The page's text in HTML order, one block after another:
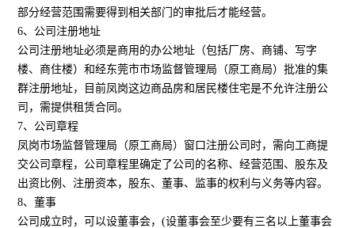
部分经营范围需要得到相关部门的审批后才能经营。
6、公司注册地址
公司注册地址必须是商用的办公地址（包括厂房、商铺、写字
楼、商住楼）和经东莞市市场监督管理局（原工商局）批准的集
群注册地址，目前凤岗这边商品房和居民楼住宅是不允许注册公
司，需提供租赁合同。
7、公司章程
凤岗市场监督管理局（原工商局）窗口注册公司时，需向工商提
交公司章程，公司章程里确定了公司的名称、经营范围、股东及
出资比例、注册资本，股东、董事、监事的权利与义务等内容。
8、董事
公司成立时，可以设董事会，(设董事会至少要有三名以上董事会